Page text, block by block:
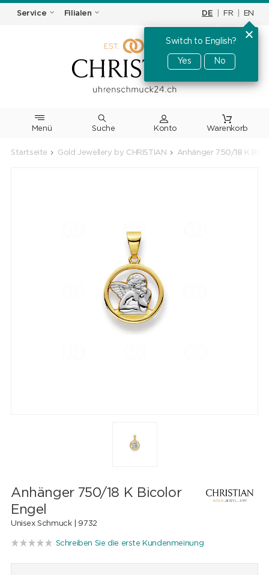
Service Filialen DE FR EN
Switch to English?
Yes No
Menü Suche Warenkorb
Startseite Gold Jewellery by CHRISTIAN Anhänger 750/18 K
Anhänger 750/18 K Bicolor
Engel
Unisex Schmuck | 9732
Schreiben Sie die erste Kundenmeinung